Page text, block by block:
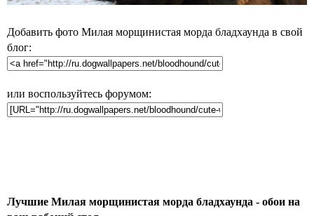
Добавить фото Милая морщинистая морда бладхаунда в свой
блог:
или воспользуйтесь форумом:
Лучшие Милая морщинистая морда бладхаунда - обои на